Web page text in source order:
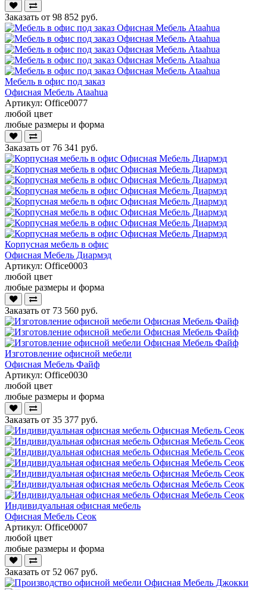
Заказать от 98 852 руб.
Мебель в офис под заказ
Офисная Мебель Ataahua
Артикул: Office0077
любой цвет
любые размеры и форма
Заказать от 76 341 руб.
Корпусная мебель в офис
Офисная Мебель Диармэд
Артикул: Office0003
любой цвет
любые размеры и форма
Заказать от 73 560 руб.
Изготовление офисной мебели
Офисная Мебель Файф
Артикул: Office0030
любой цвет
любые размеры и форма
Заказать от 35 377 руб.
Индивидуальная офисная мебель
Офисная Мебель Сеок
Артикул: Office0007
любой цвет
любые размеры и форма
Заказать от 52 067 руб.